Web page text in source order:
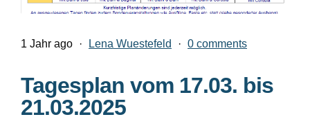
1 Jahr ago · Lena Wuestefeld · 0 comments
Tagesplan vom 17.03. bis
21.03.2025